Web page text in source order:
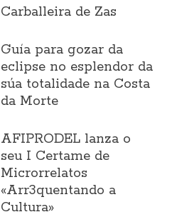
Carballeira de Zas
Guía para gozar da
eclipse no esplendor da
súa totalidade na Costa
da Morte
AFIPRODEL lanza o
seu I Certame de
Microrrelatos
«Arr3quentando a
Cultura»